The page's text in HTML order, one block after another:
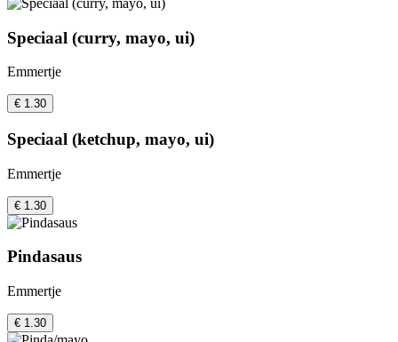
Speciaal (curry, mayo, ui)
Emmertje
€ 1.30
Speciaal (ketchup, mayo, ui)
Emmertje
€ 1.30
Pindasaus
Emmertje
€ 1.30